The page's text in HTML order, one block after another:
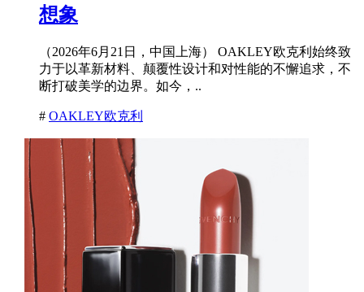
想象
（2026年6月21日，中国上海） OAKLEY欧克利始终致
力于以革新材料、颠覆性设计和对性能的不懈追求，不
断打破美学的边界。如今，..
# OAKLEY欧克利